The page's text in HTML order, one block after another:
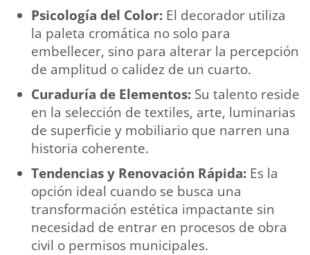
Psicología del Color: El decorador utiliza
la paleta cromática no solo para
embellecer, sino para alterar la percepción
de amplitud o calidez de un cuarto.
Curaduría de Elementos: Su talento reside
en la selección de textiles, arte, luminarias
de superficie y mobiliario que narren una
historia coherente.
Tendencias y Renovación Rápida: Es la
opción ideal cuando se busca una
transformación estética impactante sin
necesidad de entrar en procesos de obra
civil o permisos municipales.